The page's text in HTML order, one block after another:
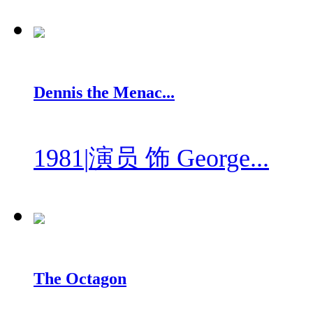
Dennis the Menac...
1981|演员 饰 George...
The Octagon